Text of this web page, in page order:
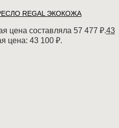
REGAL ЭКОКОЖА
цена составляла 57 477 ₽.43
цена: 43 100 ₽.